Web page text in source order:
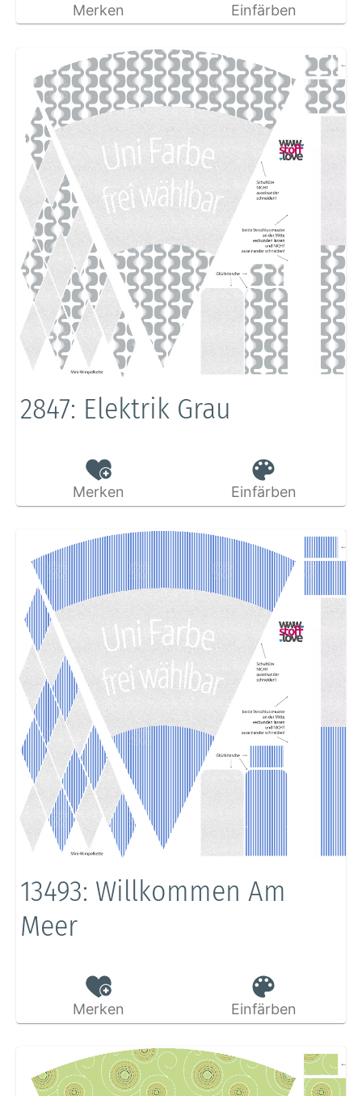
Merken Einfärben
2847: Elektrik Grau
Merken Einfärben
13493: Willkommen Am
Meer
Merken Einfärben